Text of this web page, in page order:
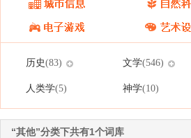
历史(83) 文学(546)
人类学(5) 神学(10)
“其他”分类下共有1个词库